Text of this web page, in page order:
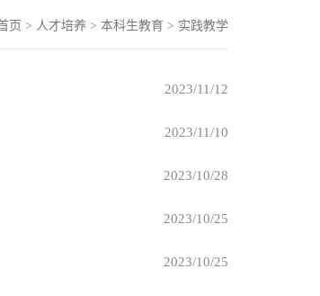
页 > 人才培养 > 本科生教育 > 实践教学
2023/11/12
2023/11/10
2023/10/28
2023/10/25
2023/10/25